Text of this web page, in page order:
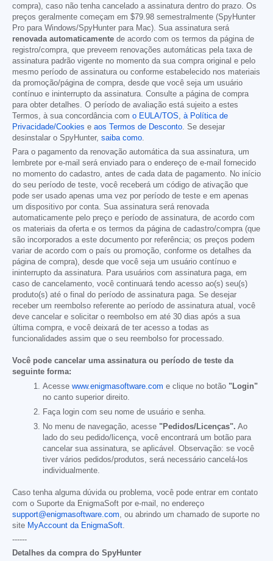
compra), caso não tenha cancelado a assinatura dentro do prazo. Os
preços geralmente começam em $79.98 semestralmente (SpyHunter
Pro para Windows/SpyHunter para Mac). Sua assinatura será
renovada automaticamente de acordo com os termos da página de
registro/compra, que preveem renovações automáticas pela taxa de
assinatura padrão vigente no momento da sua compra original e pelo
mesmo período de assinatura ou conforme estabelecido nos materiais
da promoção/página de compra, desde que você seja um usuário
contínuo e ininterrupto da assinatura. Consulte a página de compra
para obter detalhes. O período de avaliação está sujeito a estes
Termos, à sua concordância com o EULA/TOS
à Política de
Privacidade/Cookies e aos Termos de Desconto . Se desejar
desinstalar o SpyHunter, saiba como
Para o pagamento da renovação automática da sua assinatura, um
lembrete por e-mail será enviado para o endereço de e-mail fornecido
no momento do cadastro, antes de cada data de pagamento. No início
do seu período de teste, você receberá um código de ativação que
pode ser usado apenas uma vez por período de teste e em apenas
um dispositivo por conta. Sua assinatura será renovada
automaticamente pelo preço e período de assinatura, de acordo com
os materiais da oferta e os termos da página de cadastro/compra (que
são incorporados a este documento por referência; os preços podem
variar de acordo com o país ou promoção, conforme os detalhes da
página de compra), desde que você seja um usuário contínuo e
ininterrupto da assinatura. Para usuários com assinatura paga, em
caso de cancelamento, você continuará tendo acesso ao(s) seu(s)
produto(s) até o final do período de assinatura paga. Se desejar
receber um reembolso referente ao período de assinatura atual, você
deve cancelar e solicitar o reembolso em até 30 dias após a sua
última compra, e você deixará de ter acesso a todas as
funcionalidades assim que o seu reembolso for processado.
Você pode cancelar uma assinatura ou período de teste da
seguinte forma:
Acesse www.enigmasoftware.com e clique no botão "Login"
no canto superior direito.
Faça login com seu nome de usuário e senha.
No menu de navegação, acesse "Pedidos/Licenças". Ao
lado do seu pedido/licença, você encontrará um botão para
cancelar sua assinatura, se aplicável. Observação: se você
tiver vários pedidos/produtos, será necessário cancelá-los
individualmente.
Caso tenha alguma dúvida ou problema, você pode entrar em contato
com o Suporte da EnigmaSoft por e-mail, no endereço
support@enigmasoftware.com, ou abrindo um chamado de suporte no
site MyAccount da EnigmaSoft.
------
Detalhes da compra do SpyHunter